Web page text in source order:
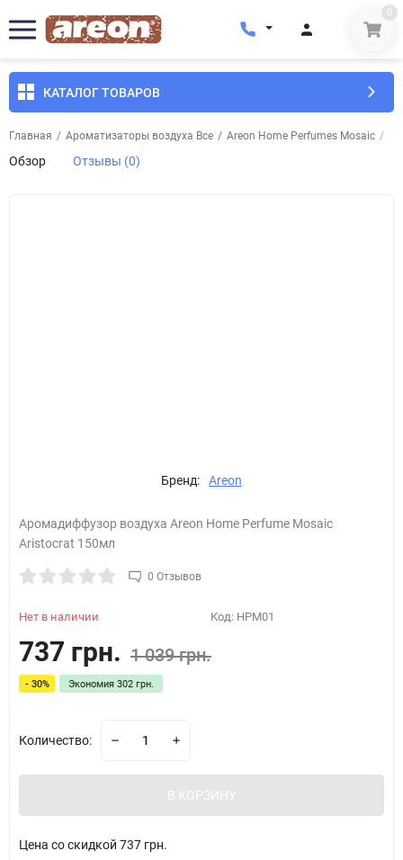
0
КАТАЛОГ ТОВАРОВ
Главная / Ароматизаторы воздуха Все / Areon Home Perfumes Mosaic /
Обзор Отзывы (0)
Бренд: Areon
Аромадиффузор воздуха Areon Home Perfume Mosaic
Aristocrat 150мл
0 Отзывов
Нет в наличии Код: HPM01
737 грн. 1 039 грн.
- 30% Экономия 302 грн.
Количество:
В КОРЗИНУ
Цена со скидкой 737 грн.